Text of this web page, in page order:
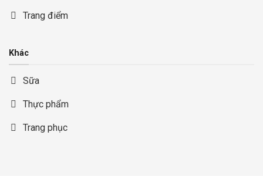
Trang điểm
Khác
Sữa
Thực phẩm
Trang phục